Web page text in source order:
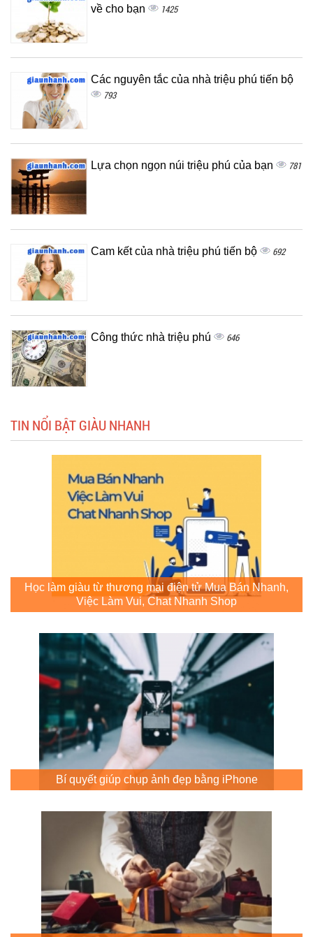
về cho bạn
1425
Các nguyên tắc của nhà triệu phú tiến bộ
793
Lựa chọn ngọn núi triệu phú của bạn 781
Cam kết của nhà triệu phú tiến bộ 692
Công thức nhà triệu phú 646
TIN NỔI BẬT GIÀU NHANH
Học làm giàu từ thương mại điện tử Mua Bán Nhanh,
Việc Làm Vui, Chat Nhanh Shop
Bí quyết giúp chụp ảnh đẹp bằng iPhone